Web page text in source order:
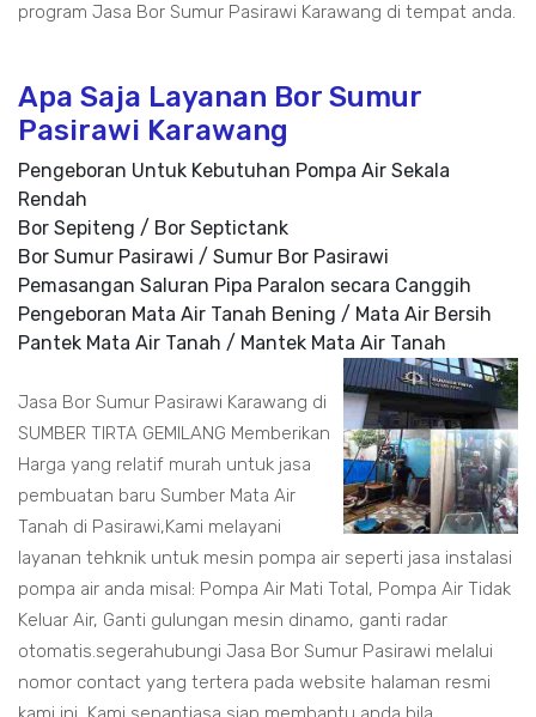
program Jasa Bor Sumur Pasirawi Karawang di tempat anda.
Apa Saja Layanan Bor Sumur
Pasirawi Karawang
Pengeboran Untuk Kebutuhan Pompa Air Sekala
Rendah
Bor Sepiteng / Bor Septictank
Bor Sumur Pasirawi / Sumur Bor Pasirawi
Pemasangan Saluran Pipa Paralon secara Canggih
Pengeboran Mata Air Tanah Bening / Mata Air Bersih
Pantek Mata Air Tanah / Mantek Mata Air Tanah
Jasa Bor Sumur Pasirawi Karawang di
SUMBER TIRTA GEMILANG Memberikan
Harga yang relatif murah untuk jasa
pembuatan baru Sumber Mata Air
Tanah di Pasirawi,Kami melayani
layanan tehknik untuk mesin pompa air seperti jasa instalasi
pompa air anda misal: Pompa Air Mati Total, Pompa Air Tidak
Keluar Air, Ganti gulungan mesin dinamo, ganti radar
otomatis.segerahubungi Jasa Bor Sumur Pasirawi melalui
nomor contact yang tertera pada website halaman resmi